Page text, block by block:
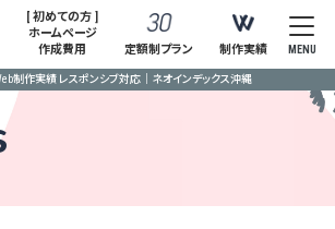
[ 初めての方 ]
ホームページ
作成費用
定額制プラン 制作実績 MENU
制作実績 レスポンシブ対応｜ネオインデックス沖縄